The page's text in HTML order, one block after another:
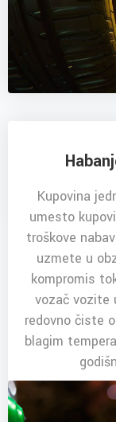
Kupovina
umesto
troškove
uzmete u
kompromis
vozač vozite
redovno čiste
blagim